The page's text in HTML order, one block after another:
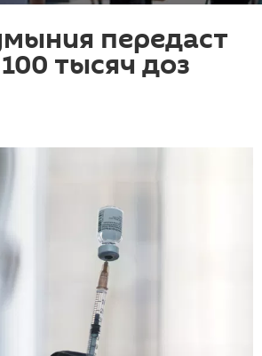
передаст
тысяч доз